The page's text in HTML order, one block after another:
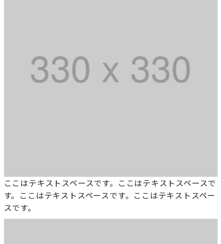
ここはテキストスペースです。ここはテキストスペースで
す。ここはテキストスペースです。ここはテキストスペー
スです。